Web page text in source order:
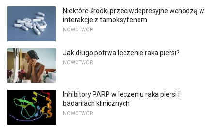
Niektóre środki przeciwdepresyjne wchodzą w
interakcje z tamoksyfenem
NOWOTWÓR
Jak długo potrwa leczenie raka piersi?
NOWOTWÓR
Inhibitory PARP w leczeniu raka piersi i
badaniach klinicznych
NOWOTWÓR